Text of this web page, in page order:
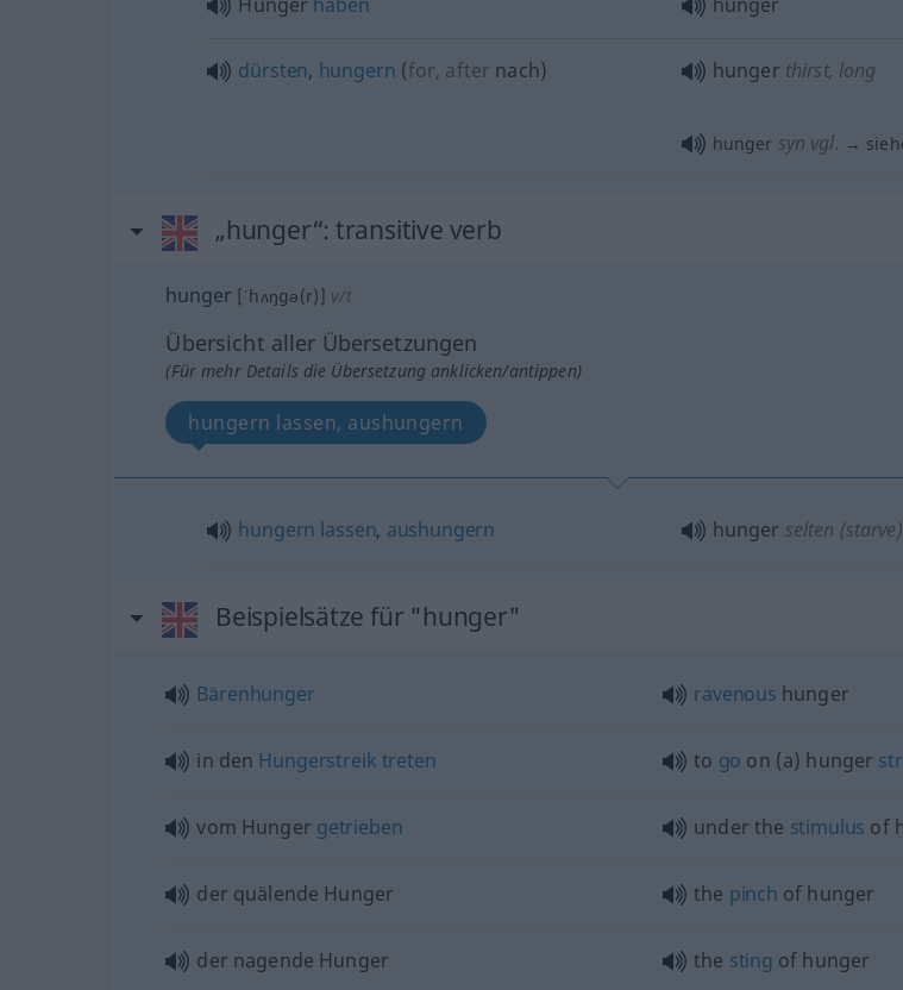
dürsten, hungern (for, after nach) hunger thirst, long
hunger syn vgl.
„hunger“: transitive verb
hunger [ˈhʌŋgə(r)] v/t
Übersicht aller Übersetzungen
(Für mehr Details die Übersetzung anklicken/antippen)
hungern lassen, aushungern
hungern lassen, aushungern hunger selten (starve)
Beispielsätze für "hunger"
Bärenhunger ravenous hunger
in den Hungerstreik treten to go on (a) hunger
vom Hunger getrieben under the stimulus of
der quälende Hunger the pinch of hunger
der nagende Hunger the sting of hunger